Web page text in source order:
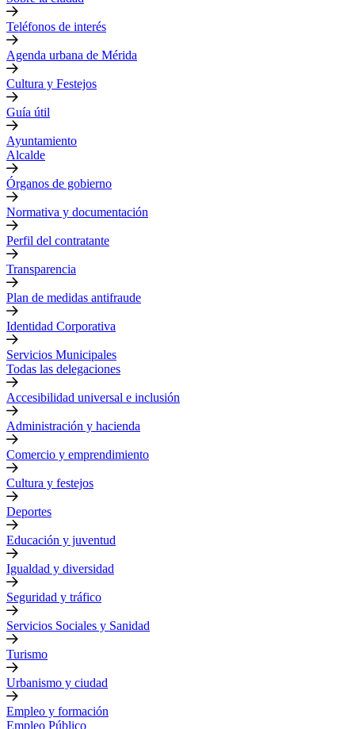
Teléfonos de interés
Agenda urbana de Mérida
Cultura y Festejos
Guía útil
Ayuntamiento
Alcalde
Órganos de gobierno
Normativa y documentación
Perfil del contratante
Transparencia
Plan de medidas antifraude
Identidad Corporativa
Servicios Municipales
Todas las delegaciones
Accesibilidad universal e inclusión
Administración y hacienda
Comercio y emprendimiento
Cultura y festejos
Deportes
Educación y juventud
Igualdad y diversidad
Seguridad y tráfico
Servicios Sociales y Sanidad
Turismo
Urbanismo y ciudad
Empleo y formación
Empleo Público